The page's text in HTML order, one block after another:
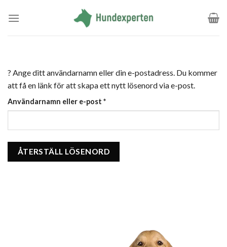
? Ange ditt användarnamn eller din e-postadress. Du kommer
att få en länk för att skapa ett nytt lösenord via e-post.
Användarnamn eller e-post *Obligatoriskt
ÅTERSTÄLL LÖSENORD